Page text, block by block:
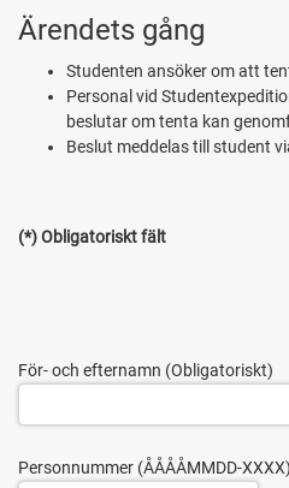
Ärendets gång
Studenten ansöker om att
Personal vid
beslutar om tenta kan
Beslut meddelas till student
(*) Obligatoriskt fält
För- och efternamn
Personnummer (ÅÅÅÅMMDD-XXXX)